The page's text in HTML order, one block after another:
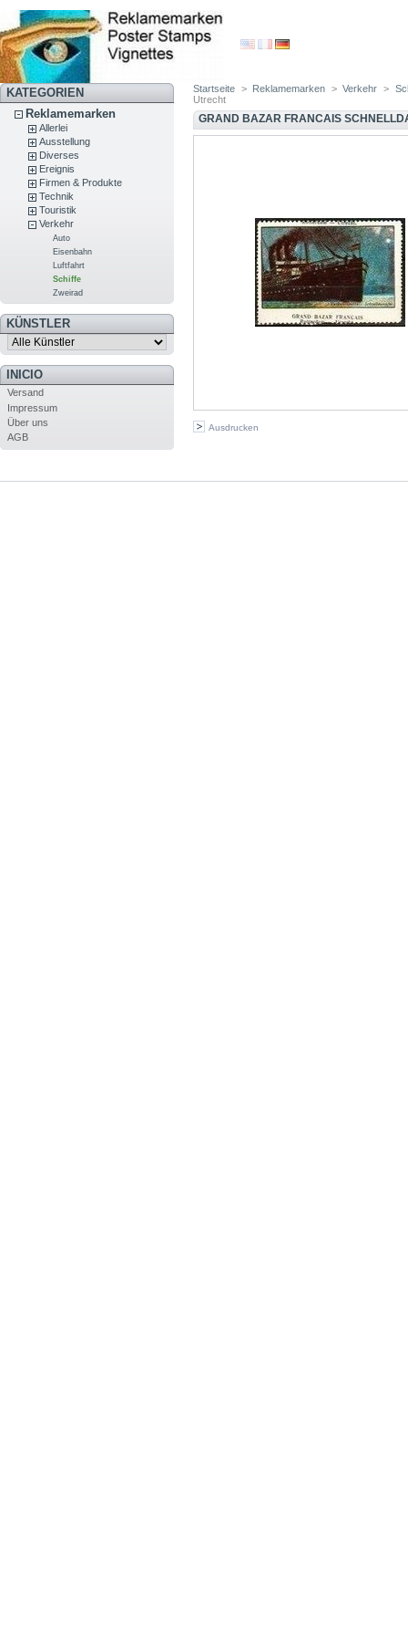
KATEGORIEN
Reklamemarken
Allerlei
Ausstellung
Diverses
Ereignis
Firmen & Produkte
Technik
Touristik
Verkehr
Auto
Eisenbahn
Luftfahrt
Schiffe
Zweirad
KÜNSTLER
INICIO
Versand
Impressum
Über uns
AGB
Startseite > Reklamemarken > Verkehr >
Utrecht
GRAND BAZAR FRANCAIS
Ausdrucken